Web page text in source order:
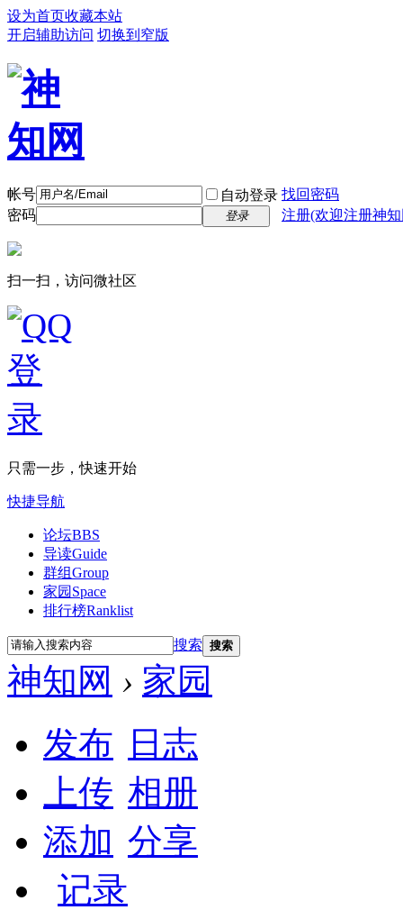
设为首页收藏本站
开启辅助访问 切换到窄版
帐号 自动登录 找回密码
密码
登录 注册(欢迎注册神
扫一扫，访问微社区
只需一步，快速开始
快捷导航
论坛BBS
导读Guide
群组Group
家园 Space
排行榜Ranklist
搜索 搜索
神知网 › 家园
发布
日志
上传 相册
添加 分享
记录